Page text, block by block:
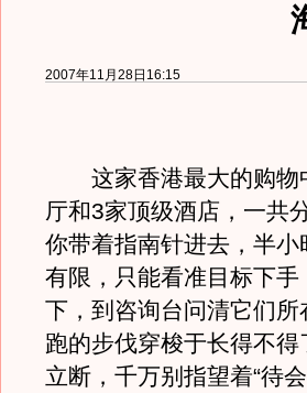
2007年11月28日16:15
这家香港最大的购物
厅和3家顶级酒店，一共
你带着指南针进去，半
有限，只能看准目标下
下，到咨询台问清它们
跑的步伐穿梭于长得不
立断，千万别指望着“待